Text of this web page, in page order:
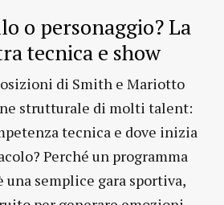
o personaggio? La
tecnica e show
di Smith e Mariotto
strutturale di molti talent:
tecnica e dove inizia
Perché un programma
una semplice gara sportiva,